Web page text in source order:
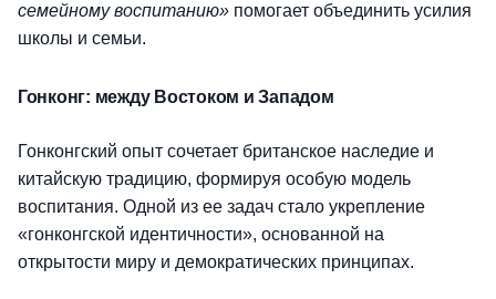
семейному воспитанию» помогает объединить усилия
школы и семьи.
Гонконг: между Востоком и Западом
Гонконгский опыт сочетает британское наследие и
китайскую традицию, формируя особую модель
воспитания. Одной из ее задач стало укрепление
«гонконгской идентичности», основанной на
открытости миру и демократических принципах.